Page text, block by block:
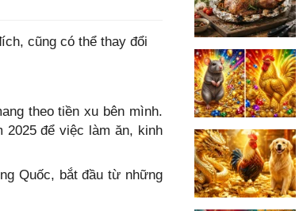
cũng có thể thay đổi
theo tiền xu bên mình.
2025 để việc làm ăn, kinh
Quốc, bắt đầu từ những